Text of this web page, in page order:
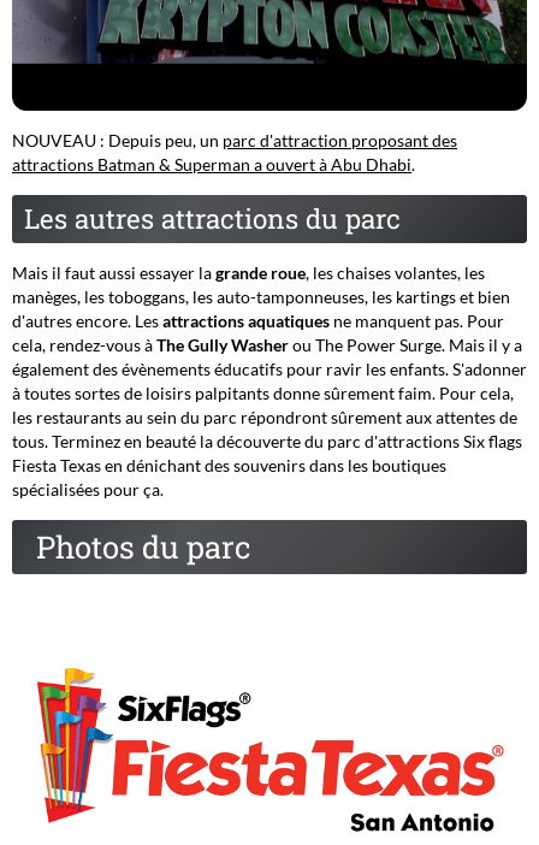
NOUVEAU : Depuis peu, un parc d'attraction proposant des
attractions Batman & Superman a ouvert à Abu Dhabi.
Les autres attractions du parc
Mais il faut aussi essayer lagrande roue, les chaises volantes, les
manèges, les toboggans, les auto-tamponneuses, les kartings et bien
d'autres encore. Lesattractions aquatiques ne manquent pas. Pour
cela, rendez-vous àThe Gully Washerou The Power Surge. Mais il y a
également des évènements éducatifs pour ravir les enfants. S'adonner
à toutes sortes de loisirs palpitants donne sûrement faim. Pour cela,
les restaurants au sein du parc répondront sûrement aux attentes de
tous. Terminez en beauté la découverte du parc d'attractions Six flags
Fiesta Texas en dénichant des souvenirs dans les boutiques
spécialisées pour ça.
Photos du parc